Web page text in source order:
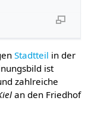
Stadtteil in der
ist
zahlreiche
an den Friedhof